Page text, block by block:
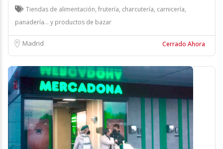
Tiendas de alimentación, frutería, charcutería, carnicería,
panadería... y productos de bazar
Madrid Cerrado Ahora